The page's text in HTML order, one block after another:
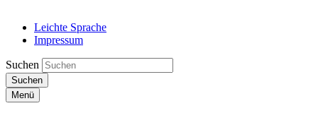
Leichte Sprache
Impressum
Suchen
Suchen
Menü